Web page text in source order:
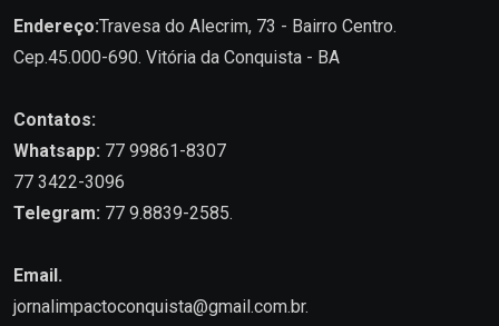
Endereço:Travesa do Alecrim, 73 - Bairro Centro.
Cep.45.000-690. Vitória da Conquista - BA
Contatos:
Whatsapp: 77 99861-8307
77 3422-3096
Telegram: 77 9.8839-2585.
Email.
jornalimpactoconquista@gmail.com.br.